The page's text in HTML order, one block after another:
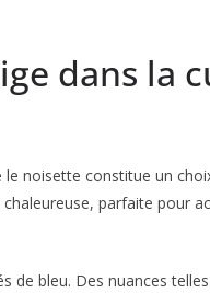
dans la
le noisette constitue un
parfaite pour
de bleu. Des nuances